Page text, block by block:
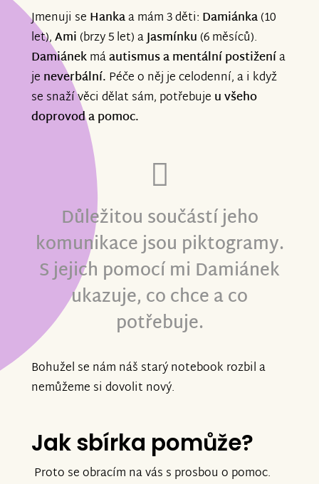
Jmenuji se Hankaa mám 3 děti: Damiánka(10
let),Ami (brzy 5 let) aJasmínku (6 měsíců).
Damiánekmáautismus a mentální postiženía
je neverbální. Péče o něj je celodenní, a i když
se snaží věci dělat sám, potřebuje u všeho
doprovod a pomoc.
Důležitou součástí jeho
komunikace jsou piktogramy.
S jejich pomocí mi Damiánek
ukazuje, co chce a co
potřebuje.
Bohužel se nám náš starý notebook rozbil a
nemůžeme si dovolit nový.
Jak sbírka pomůže?
Proto se obracím na vás s prosbou o pomoc.